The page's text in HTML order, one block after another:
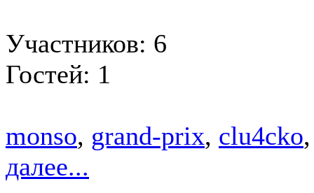
Участников: 6
Гостей: 1
monso, grand-prix, clu4cko
далее...